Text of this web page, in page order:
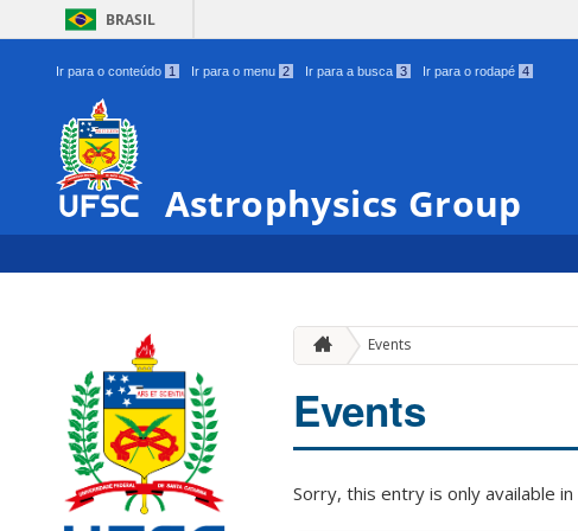
BRASIL
Ir para o conteúdo 1 Ir para o menu 2 Ir para a busca 3 Ir para o rodapé 4
Astrophysics Group
Events
Events
Sorry, this entry is only available in